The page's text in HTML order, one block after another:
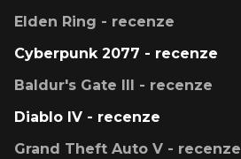
Elden Ring - recenze
Cyberpunk 2077 - recenze
Baldur's Gate III - recenze
Diablo IV - recenze
Grand Theft Auto V - recenze